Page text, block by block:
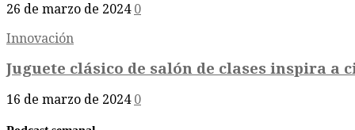
26 de marzo de 2024 0
Innovación
Juguete clásico de salón de clases inspira a
16 de marzo de 2024 0